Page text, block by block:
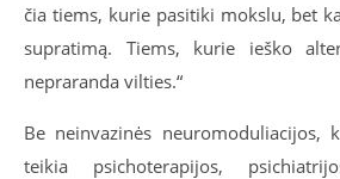
čia tiems, kurie pasitiki mokslu, bet
supratimą. Tiems, kurie ieško
nepraranda vilties.“
Be neinvazinės neuromoduliacijos,
teikia psichoterapijos,